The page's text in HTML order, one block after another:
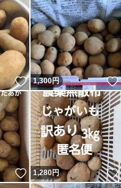
いいね！
1,300円
いいね！
1,280円